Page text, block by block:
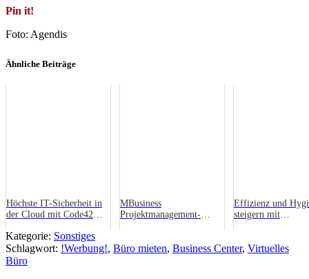
Pin it!
Foto: Agendis
Ähnliche Beiträge
Höchste IT-Sicherheit in
der Cloud mit Code42
MBusiness
Projektmanagement-
Effizienz und
steigern mit
Kategorie: Sonstiges
Schlagwort: !Werbung!, Büro mieten, Business Center, Virtuelles
Büro